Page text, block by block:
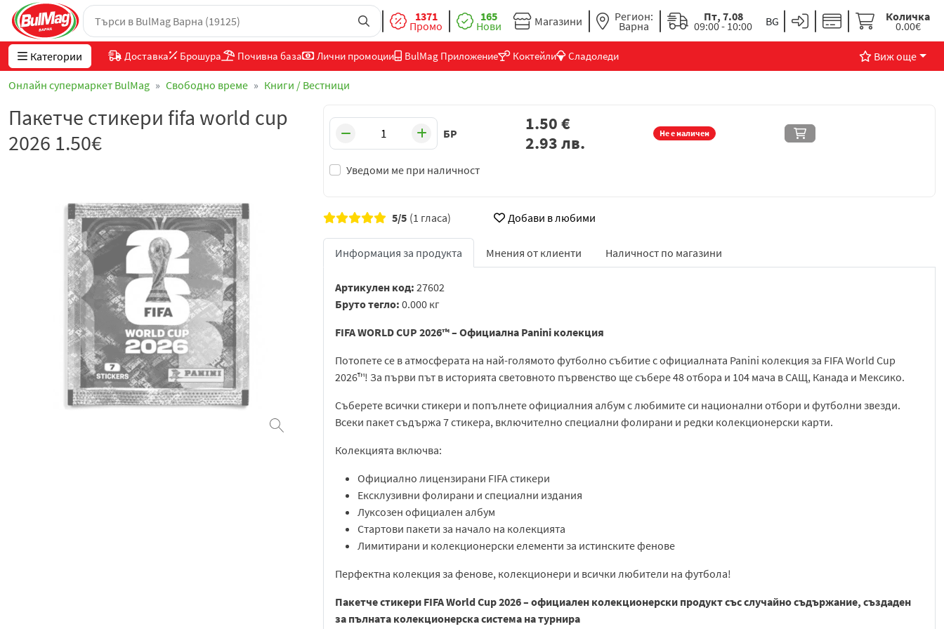
1371
Промо
165
Нови Магазини Регион:
Варна
Пт, 7.08
09:00 - 10:00
Количка
0.00€
Категории Доставка Брошура Почивна база Лични промоции BulMag Приложение Коктейли Сладоледи Виж още
Онлайн супермаркет BulMag Свободно време Книги / Вестници
Пакетче стикери fifa world cup
2026 1.50€
БР Не е наличен
Уведоми ме при наличност
1.50€
2.93лв.
5/5 (1 гласа) Добави в любими
Информация за продукта Мнения от клиенти Наличност по магазини
Артикулен код: 27602
Бруто тегло: 0.000 кг
FIFA WORLD CUP 2026™ – Официална Panini колекция
Потопете се в атмосферата на най-голямото футболно събитие с официалната Panini колекция за FIFA World Cup
2026™! За първи път в историята световното първенство ще събере 48 отбора и 104 мача в САЩ, Канада и Мексико.
Съберете всички стикери и попълнете официалния албум с любимите си национални отбори и футболни звезди.
Всеки пакет съдържа 7 стикера, включително специални фолирани и редки колекционерски карти.
Колекцията включва:
Официално лицензирани FIFA стикери
Ексклузивни фолирани и специални издания
Луксозен официален албум
Стартови пакети за начало на колекцията
Лимитирани и колекционерски елементи за истинските фенове
Перфектна колекция за фенове, колекционери и всички любители на футбола!
Пакетче стикери FIFA World Cup 2026 – официален колекционерски продукт със случайно съдържание, създаден
за пълната колекционерска система на турнира